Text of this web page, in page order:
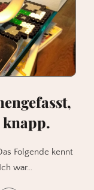
Folgende kennt
war…